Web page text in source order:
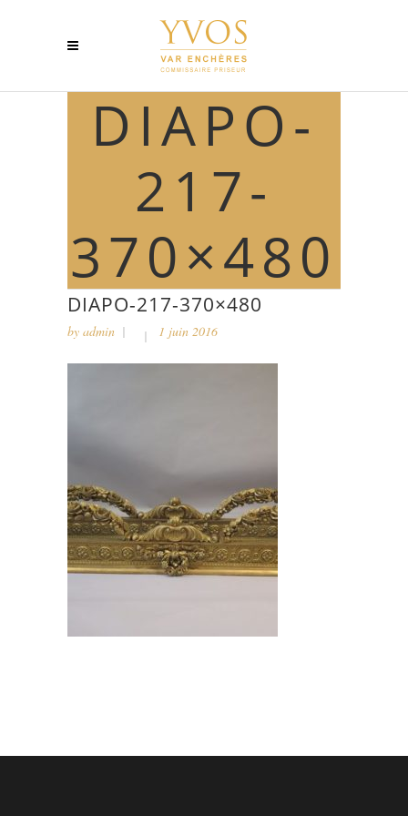
DIAPO-
217-
370×480
DIAPO-217-370×480
by admin 1 juin 2016